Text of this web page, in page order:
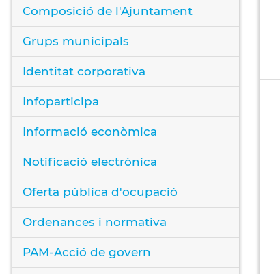
Composició de l'Ajuntament
Grups municipals
Identitat corporativa
Infoparticipa
Informació econòmica
Notificació electrònica
Oferta pública d'ocupació
Ordenances i normativa
PAM-Acció de govern